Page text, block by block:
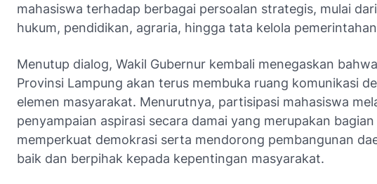
mahasiswa terhadap berbagai persoalan strategis, mulai
hukum, pendidikan, agraria, hingga tata kelola
Menutup dialog, Wakil Gubernur kembali menegaskan
Provinsi Lampung akan terus membuka ruang komunikasi
elemen masyarakat. Menurutnya, partisipasi mahasiswa
penyampaian aspirasi secara damai yang merupakan
memperkuat demokrasi serta mendorong pembangunan
baik dan berpihak kepada kepentingan masyarakat.